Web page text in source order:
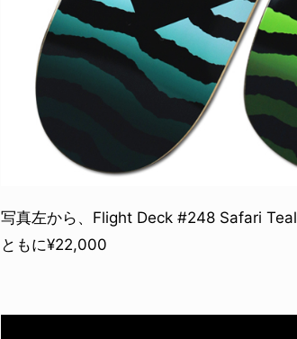
写真左から、Flight Deck #248 Safari
ともに¥22,000